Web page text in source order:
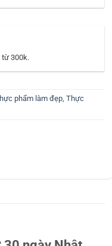
300k.
phẩm làm đẹp Thực